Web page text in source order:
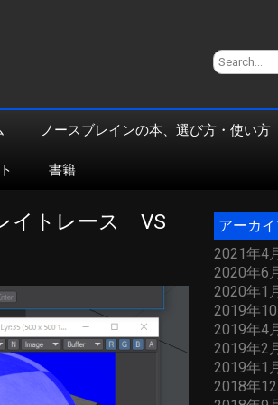
ノースブレインの本、選び方・使い方
書籍
イトレース　VS
アーカ
2021年4
2020年6
2020年1
2019年10
2019年4
2019年2
2019年1
2018年12